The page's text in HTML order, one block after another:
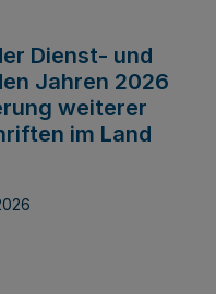
Dienst- und
Jahren 2026
weiterer
im Land